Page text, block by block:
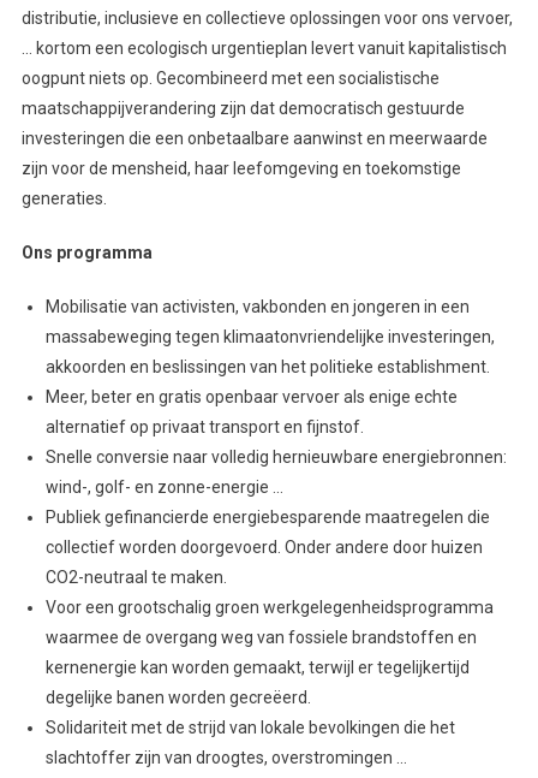
distributie, inclusieve en collectieve oplossingen voor ons vervoer,
… kortom een ecologisch urgentieplan levert vanuit kapitalistisch
oogpunt niets op. Gecombineerd met een socialistische
maatschappijverandering zijn dat democratisch gestuurde
investeringen die een onbetaalbare aanwinst en meerwaarde
zijn voor de mensheid, haar leefomgeving en toekomstige
generaties.
Ons programma
Mobilisatie van activisten, vakbonden en jongeren in een
massabeweging tegen klimaatonvriendelijke investeringen,
akkoorden en beslissingen van het politieke establishment.
Meer, beter en gratis openbaar vervoer als enige echte
alternatief op privaat transport en fijnstof.
Snelle conversie naar volledig hernieuwbare energiebronnen:
wind-, golf- en zonne-energie …
Publiek gefinancierde energiebesparende maatregelen die
collectief worden doorgevoerd. Onder andere door huizen
CO2-neutraal te maken.
Voor een grootschalig groen werkgelegenheidsprogramma
waarmee de overgang weg van fossiele brandstoffen en
kernenergie kan worden gemaakt, terwijl er tegelijkertijd
degelijke banen worden gecreëerd.
Solidariteit met de strijd van lokale bevolkingen die het
slachtoffer zijn van droogtes, overstromingen …